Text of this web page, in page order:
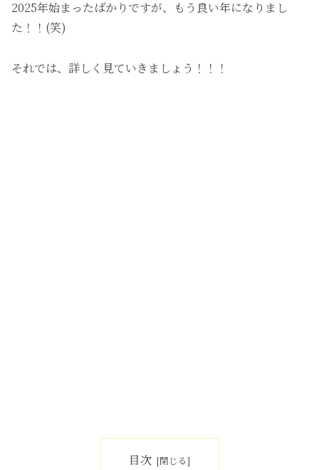
2025年始まったばかりですが、もう良い年になりまし
た！！(笑)
それでは、詳しく見ていきましょう！！！
目次